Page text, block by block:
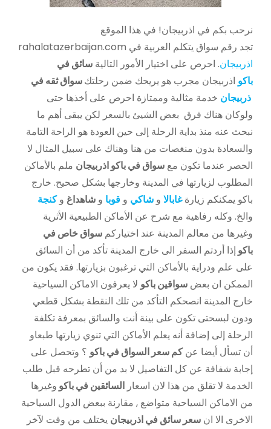
نرحب بكم في اذربيجان! في هذا الموقع
rahalatazerbaijan.com تجد رقم سواق يتكلم العربية في
اذربيجان. احرص على اختيار الأمور التالية سائق في
باكو اذربيجان مجرب هو يريحك ضمن رحلتكسواق ثقه في
ذربيجان خدمة مثالية وممتازة احرص على أخذها حتى
ولوكان هناك فرق بعض الشيئ بالسعر لكن يبقى أهم ما
نبحث عنه منذ بداية الرحلة إلى حين العودة هو الراحة التامة
والسعادة بدون منغصات من هنا وهناك على سبيل المثال لا
الحصر عندما تكون مع سواق في باكو اذربيجان ملم بالأماكن
المطلوب لزيارتها في المدينة وخارجها بشكل صحيح. خارج
باكو يمكنكم زيارةغابالا و شاكي و قوبا و شاهداغ وكنجة
والخ. وكله رفاهية مع شرح عن الأماكن الطبيعية الأثرية
وغيرها من معالم المدينة عند اختياركم سواق خاص في
باكوإذا أردتم السفر الى خارج المدينة تأكد من أن السائق
على علم ودراية بالأماكن التي ترغبون بزيارتها. فقد يكون من
الممكن ان بعض سواقين باكو لا يعرفون الاماكن السياحية
خارج المدينة انصحكم التأكد من تلك النقطة بشكل قطعي
ودون لبسحتى تكون على بينة أنت والسائق بمعرفة تكلفة
الرحلة إلى إضافة أنه يعلم الأماكن التي تنوي زيارتها طبعاو
أن تسأل أيضا عنكم سعر السواق في باكو ؟ وتحصل على
إجابة شفافة عن كل التفاصيل لا بد من أن تطرحه قبل طلب
الخدمة لا تقلق من هذا لان اسعار السائقين في باكو وغيرها
من الاماكن السياحية متواضع , مقارنة ببعض الدول السياحية
الاخرى الا ان سعر سائق في اذربيجان يختلف من وقت لآخر